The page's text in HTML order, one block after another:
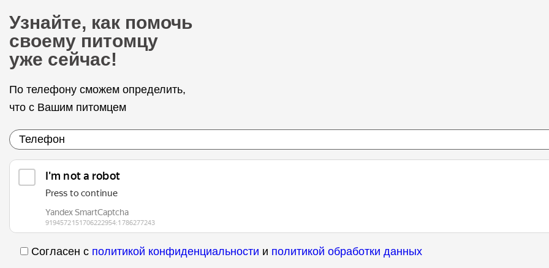
Узнайте, как помочь
своему питомцу
уже сейчас!
По телефону сможем определить,
что с Вашим питомцем
Согласен с политикой конфиденциальности и политикой обработки данных